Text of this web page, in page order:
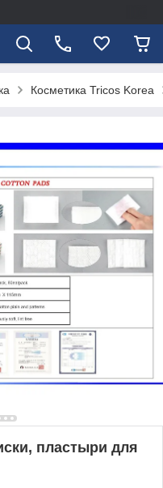
Косметика Tricos Korea
пластыри для